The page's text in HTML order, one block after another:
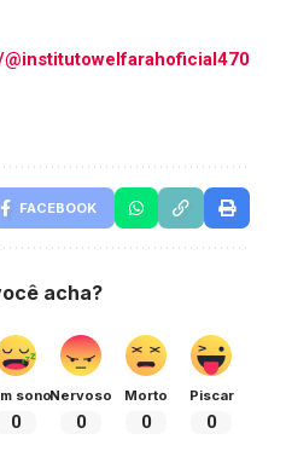
FACEBOOK
acha?
sono
0
Nervoso
0
Morto
0
Piscar
0